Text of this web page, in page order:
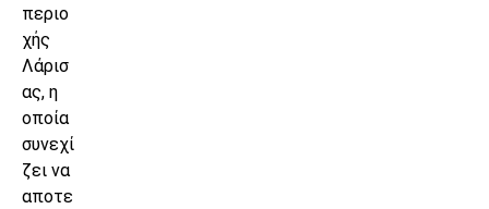
περιο
χής
Λάρισ
ας, η
οποία
συνεχί
ζει να
αποτε